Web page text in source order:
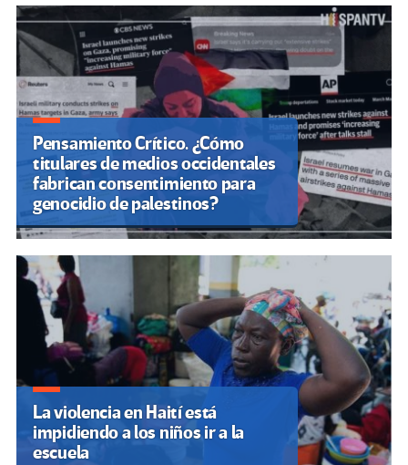
Pensamiento Crítico. ¿Cómo
titulares de medios occidentales
fabrican consentimiento para
genocidio de palestinos?
La violencia en Haití está
impidiendo a los niños ir a la
escuela